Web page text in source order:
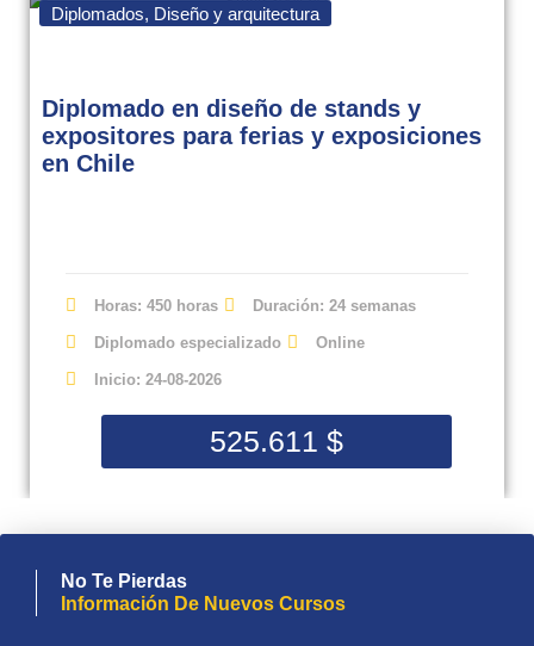
Diplomados, Diseño y arquitectura
Diplomado en diseño de stands y
expositores para ferias y exposiciones
en Chile
Horas: 450 horas Duración: 24 semanas
Diplomado especializado Online
Inicio: 24-08-2026
525.611 $
No Te Pierdas
Información De Nuevos Cursos